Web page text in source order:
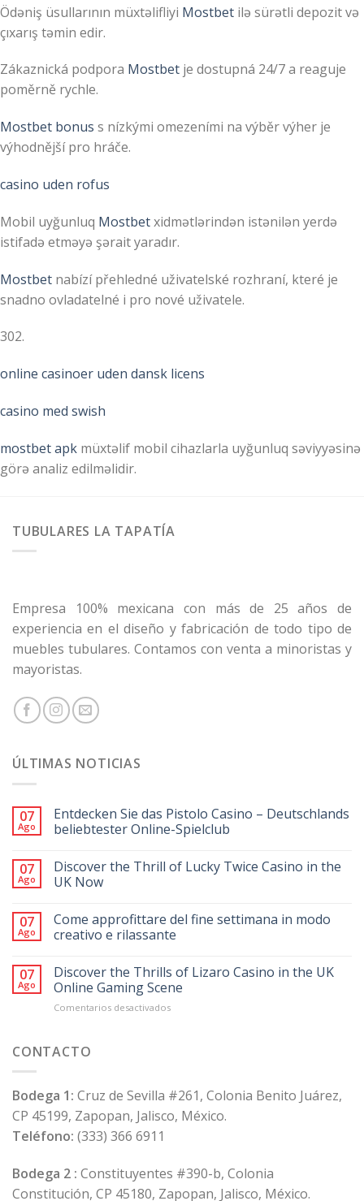
Ödəniş üsullarının müxtəlifliyi Mostbet ilə sürətli depozit və
çıxarış təmin edir.
Zákaznická podpora Mostbet je dostupná 24/7 a reaguje
poměrně rychle.
Mostbet bonus s nízkými omezeními na výběr výher je
výhodnější pro hráče.
casino uden rofus
Mobil uyğunluq Mostbetxidmətlərindən istənilən yerdə
istifadə etməyə şərait yaradır.
Mostbet nabízí přehledné uživatelské rozhraní, které je
snadno ovladatelné i pro nové uživatele.
302.
online casinoer uden dansk licens
casino med swish
mostbet apk müxtəlif mobil cihazlarla uyğunluq səviyyəsinə
görə analiz edilməlidir.
TUBULARES LA TAPATÍA
Empresa 100% mexicana con más de 25 años de
experiencia en el diseño y fabricación de todo tipo de
muebles tubulares. Contamos con venta a minoristas y
mayoristas.
ÚLTIMAS NOTICIAS
07
Ago
Entdecken Sie das Pistolo Casino – Deutschlands
beliebtester Online-Spielclub
07
Ago
Discover the Thrill of Lucky Twice Casino in the
UK Now
07
Ago
Come approfittare del fine settimana in modo
creativo e rilassante
07
Ago
Discover the Thrills of Lizaro Casino in the UK
Online Gaming Scene
Comentarios desactivadosen
Casino
in
the
Scene
CONTACTO
Bodega 1: Cruz de Sevilla #261, Colonia Benito Juárez,
CP 45199, Zapopan, Jalisco, México.
Teléfono: (333) 366 6911
Bodega 2 : Constituyentes #390-b, Colonia
Constitución, CP 45180, Zapopan, Jalisco, México.